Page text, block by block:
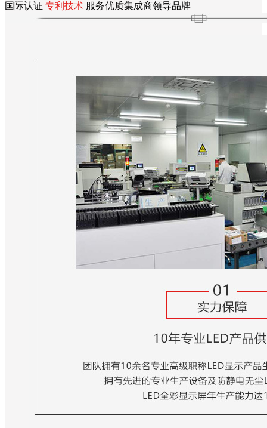
国际认证 专利技术 服务优质集成商领导品牌